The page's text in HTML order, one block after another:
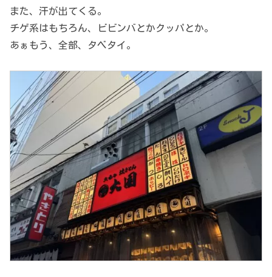
また、汗が出てくる。
チゲ系はもちろん、ビビンバとかクッパとか。
あぁもう、全部、タベタイ。